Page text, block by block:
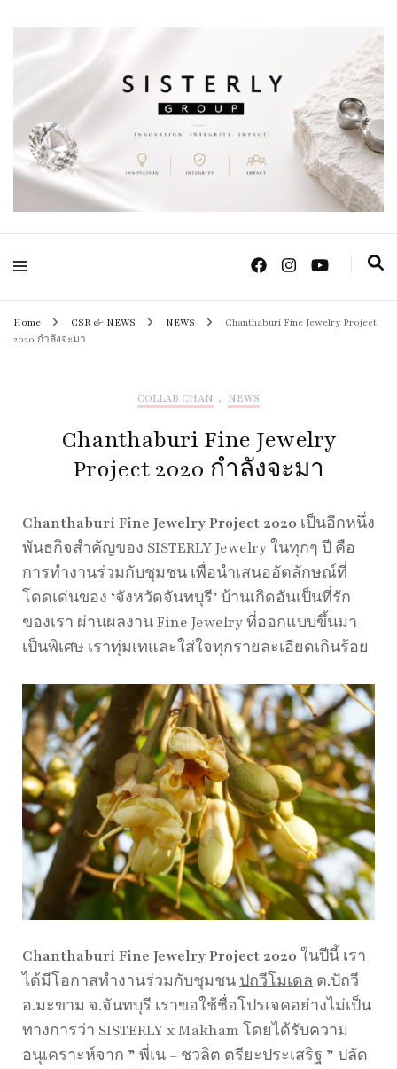
Sisterly Group
Thailand
Positive Power Jewelry แหวนแต่งงาน เครื่องประดับผู้หญิง จิวเวลรี จันทบุรี
Home CSR & NEWS NEWS
Chanthaburi Fine Jewelry Project
2020 กำลังจะมา
COLLAB CHAN , NEWS
Chanthaburi Fine Jewelry
Project 2020 กำลังจะมา
Chanthaburi Fine Jewelry Project 2020 เป็นอีกหนึ่ง
พันธกิจสำคัญของ SISTERLY Jewelry ในทุกๆ ปี คือ
การทำงานร่วมกับชุมชน เพื่อนำเสนออัตลักษณ์ที่
โดดเด่นของ ‘จังหวัดจันทบุรี’ บ้านเกิดอันเป็นที่รัก
ของเรา ผ่านผลงาน Fine Jewelry ที่ออกแบบขึ้นมา
เป็นพิเศษ เราทุ่มเทและใส่ใจทุกรายละเอียดเกินร้อย
Chanthaburi Fine Jewelry Project 2020 ในปีนี้ เรา
ได้มีโอกาสทำงานร่วมกับชุมชน ปถวีโมเดล ต.ปัถวี
อ.มะขาม จ.จันทบุรี เราขอใช้ชื่อโปรเจคอย่างไม่เป็น
ทางการว่า SISTERLY x Makham โดยได้รับความ
อนุเคราะห์จาก ” พี่เน – ชวลิต ตรียะประเสริฐ ” ปลัด